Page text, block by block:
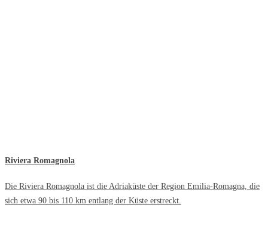
Riviera Romagnola
Die Riviera Romagnola ist die Adriaküste der Region Emilia-Romagna, die
sich etwa 90 bis 110 km entlang der Küste erstreckt.